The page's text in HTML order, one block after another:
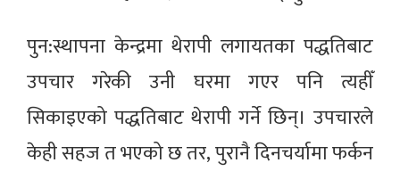
पुन:स्थापना केन्द्रमा थेरापी लगायतका पद्धतिबाट
उपचार गरेकी उनी घरमा गएर पनि त्यहीँ
सिकाइएको पद्धतिबाट थेरापी गर्ने छिन्। उपचारले
केही सहज त भएको छ तर, पुरानै दिनचर्यामा फर्कन